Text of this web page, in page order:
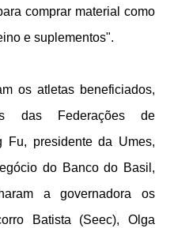
comprar material como
e suplementos".
os atletas beneficiados,
das Federações de
Fu, presidente da Umes,
do Banco do Basil,
a governadora os
Batista (Seec), Olga